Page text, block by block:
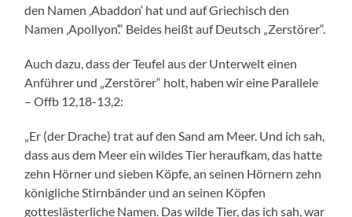
den Namen ‚Abaddon‘ hat und auf Griechisch den
Namen ‚Apollyon‘.“ Beides heißt auf Deutsch „Zerstörer“.
Auch dazu, dass der Teufel aus der Unterwelt einen
Anführer und „Zerstörer“ holt, haben wir eine Parallele
– Offb 12,18-13,2:
„Er (der Drache) trat auf den Sand am Meer. Und ich sah,
dass aus dem Meer ein wildes Tier heraufkam, das hatte
zehn Hörner und sieben Köpfe, an seinen Hörnern zehn
königliche Stirnbänder und an seinen Köpfen
gotteslästerliche Namen. Das wilde Tier, das ich sah, war